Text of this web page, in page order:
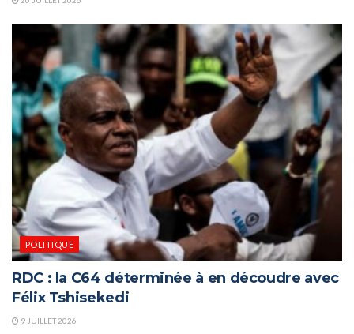
POLITIQUE
RDC : la C64 déterminée à en découdre avec
Félix Tshisekedi
9 JUILLET 2026